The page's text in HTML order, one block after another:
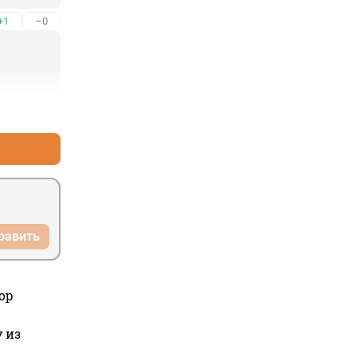
–0
из